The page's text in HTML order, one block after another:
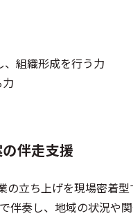
組織形成を行う力
伴走支援
立ち上げを現場密着
奏し、地域の状況や